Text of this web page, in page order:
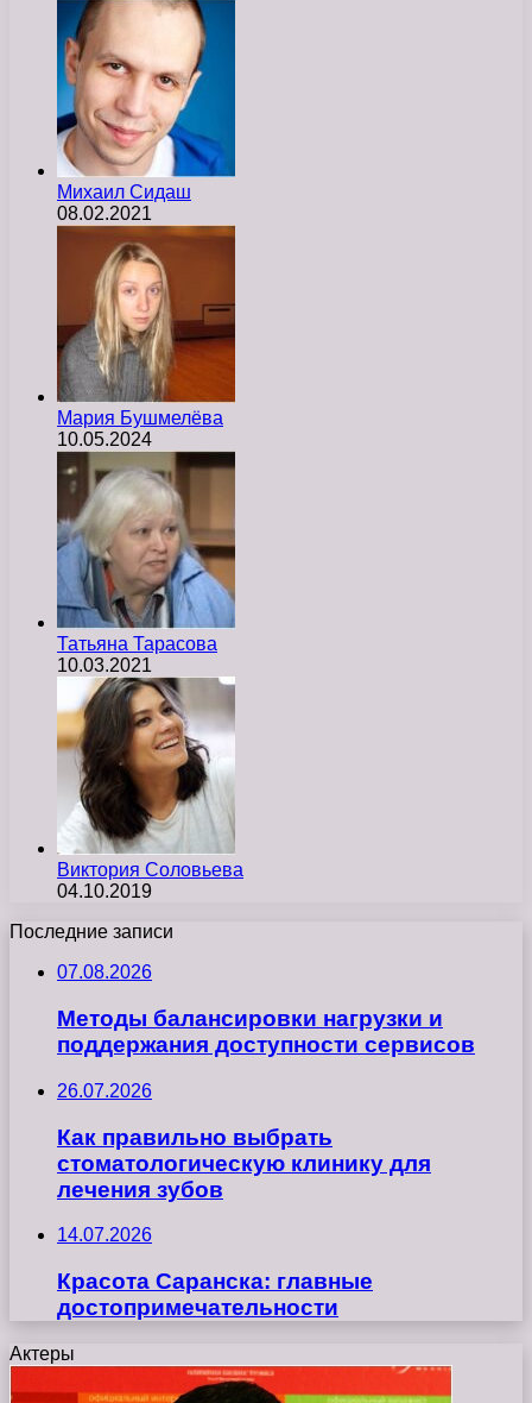
Михаил Сидаш
08.02.2021
Мария Бушмелёва
10.05.2024
Татьяна Тарасова
10.03.2021
Виктория Соловьева
04.10.2019
Последние записи
07.08.2026
Методы балансировки нагрузки и
поддержания доступности сервисов
26.07.2026
Как правильно выбрать
стоматологическую клинику для
лечения зубов
14.07.2026
Красота Саранска: главные
достопримечательности
Актеры